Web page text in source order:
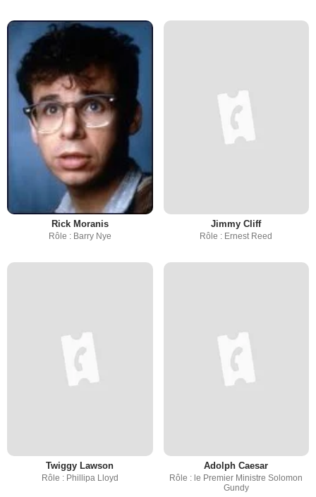
Rick Moranis
Rôle : Barry Nye
Jimmy Cliff
Rôle : Ernest Reed
Twiggy Lawson
Rôle : Phillipa Lloyd
Adolph Caesar
Rôle : le Premier Ministre Solomon
Gundy